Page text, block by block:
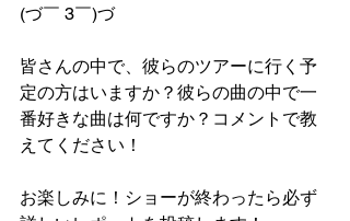
(づ￣ 3￣)づ
皆さんの中で、彼らのツアーに行く予
定の方はいますか？彼らの曲の中で一
番好きな曲は何ですか？コメントで教
えてください！
お楽しみに！ショーが終わったら必ず